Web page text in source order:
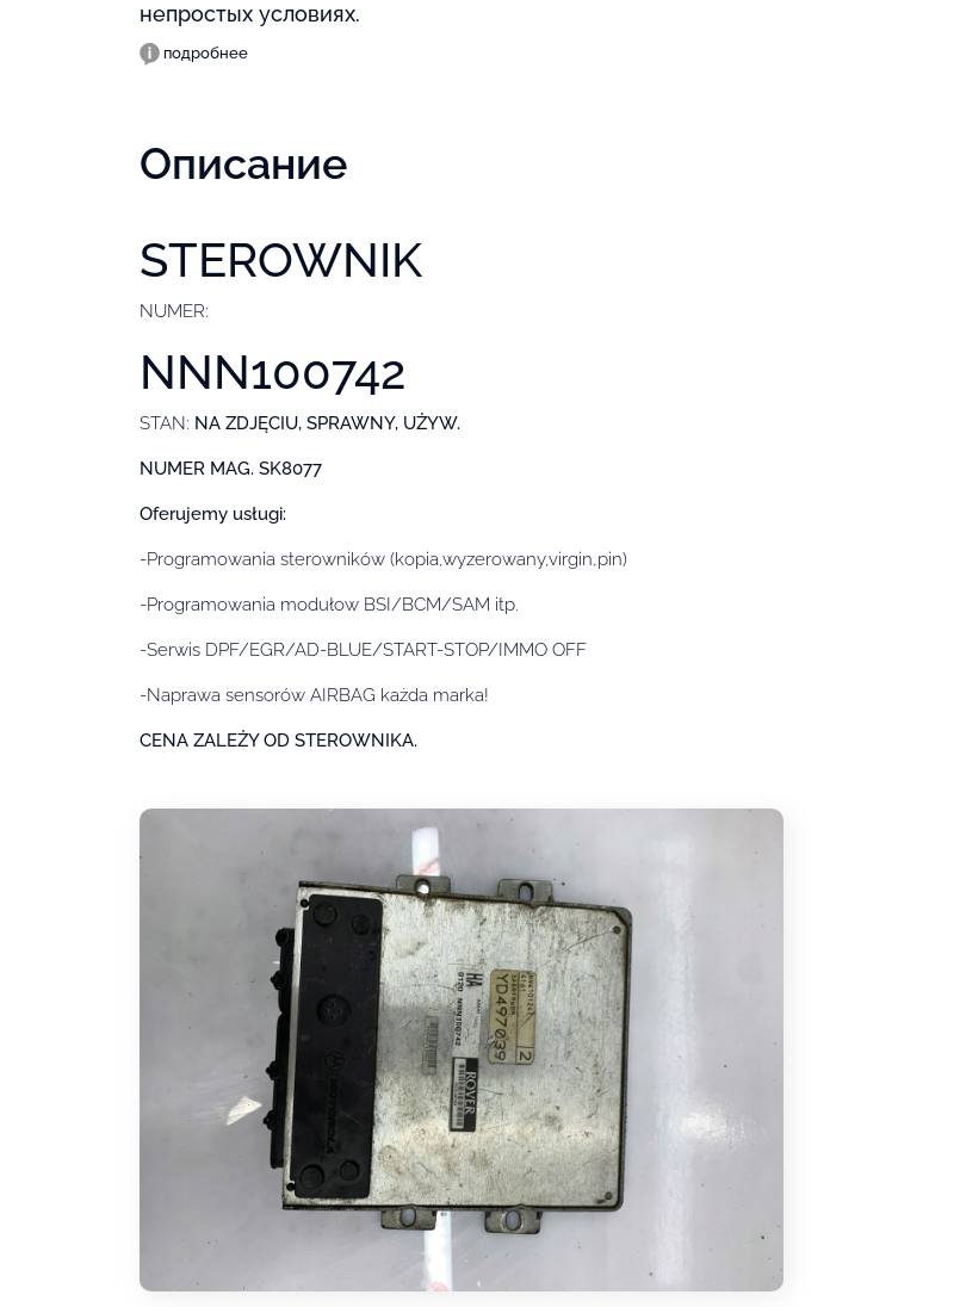
непростых условиях.
подробнее
Описание
STEROWNIK
NUMER:
NNN100742
STAN: NA ZDJĘCIU, SPRAWNY, UŻYW.
NUMER MAG. SK8077
Oferujemy usługi:
-Programowania sterowników (kopia,wyzerowany,virgin,pin)
-Programowania modułow BSI/BCM/SAM itp.
-Serwis DPF/EGR/AD-BLUE/START-STOP/IMMO OFF
-Naprawa sensorów AIRBAG każda marka!
CENA ZALEŻY OD STEROWNIKA.